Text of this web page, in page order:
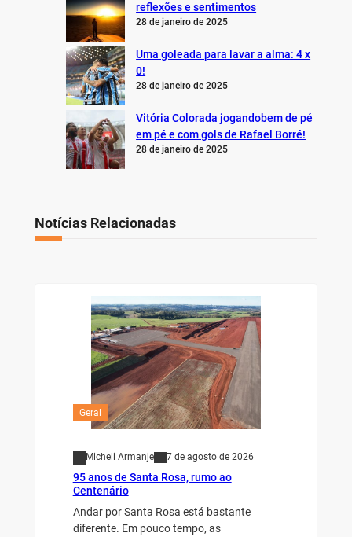
reflexões e sentimentos
28 de janeiro de 2025
Uma goleada para lavar a alma: 4 x
0!
28 de janeiro de 2025
Vitória Colorada jogandobem de pé
em pé e com gols de Rafael Borré!
28 de janeiro de 2025
Notícias Relacionadas
Geral
Micheli Armanje 7 de agosto de 2026
95 anos de Santa Rosa, rumo ao
Centenário
Andar por Santa Rosa está bastante
diferente. Em pouco tempo, as